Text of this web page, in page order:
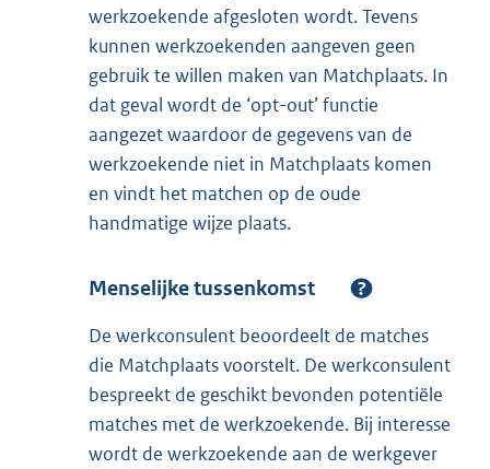
werkzoekende afgesloten wordt. Tevens
kunnen werkzoekenden aangeven geen
gebruik te willen maken van Matchplaats. In
dat geval wordt de ‘opt-out’ functie
aangezet waardoor de gegevens van de
werkzoekende niet in Matchplaats komen
en vindt het matchen op de oude
handmatige wijze plaats.
Menselijke tussenkomst
De werkconsulent beoordeelt de matches
die Matchplaats voorstelt. De werkconsulent
bespreekt de geschikt bevonden potentiële
matches met de werkzoekende. Bij interesse
wordt de werkzoekende aan de werkgever